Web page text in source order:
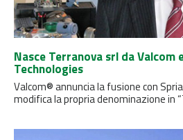
Nasce Terranova srl da Valcom
Technologies
Valcom® annuncia la fusione con
modifica la propria denominazione in